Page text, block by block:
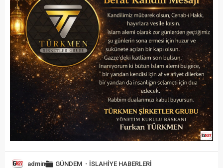
admin GÜNDEM - İSLAHİYE HABERLERİ